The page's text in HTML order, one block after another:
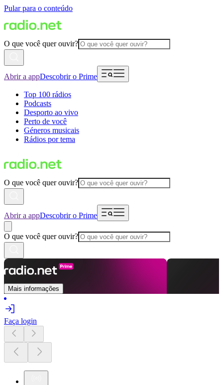
Pular para o conteúdo
O que você quer ouvir?
Abrir a appDescobrir o Prime
Top 100 rádios
Podcasts
Desporto ao vivo
Perto de você
Géneros musicais
Rádios por tema
O que você quer ouvir?
Abrir a appDescobrir o Prime
O que você quer ouvir?
Mais informações
Faça login